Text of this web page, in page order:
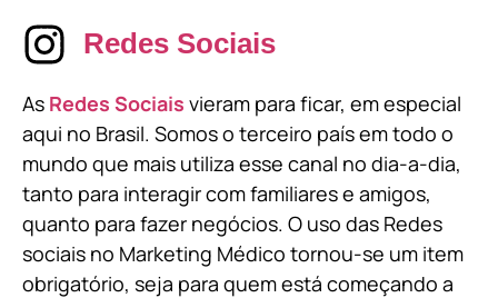
Redes Sociais
As Redes Sociais vieram para ficar, em especial
aqui no Brasil. Somos o terceiro país em todo o
mundo que mais utiliza esse canal no dia-a-dia,
tanto para interagir com familiares e amigos,
quanto para fazer negócios. O uso das Redes
sociais no Marketing Médico tornou-se um item
obrigatório, seja para quem está começando a